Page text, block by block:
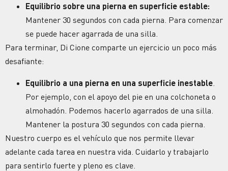
Equilibrio sobre una pierna en superficie estable:
Mantener 30 segundos con cada pierna. Para comenzar
se puede hacer agarrada de una silla.
Para terminar, Di Cione comparte un ejercicio un poco más
desafiante:
Equilibrio a una pierna en una superficie inestable
Por ejemplo, con el apoyo del pie en una colchoneta o
almohadón. Podemos hacerlo agarrados de una silla.
Mantener la postura 30 segundos con cada pierna.
Nuestro cuerpo es el vehículo que nos permite llevar
adelante cada tarea en nuestra vida. Cuidarlo y trabajarlo
para sentirlo fuerte y pleno es clave.